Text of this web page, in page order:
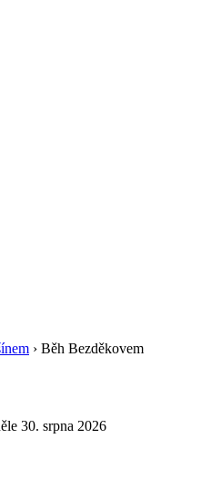
› Běh Bezděkovem
30. srpna 2026